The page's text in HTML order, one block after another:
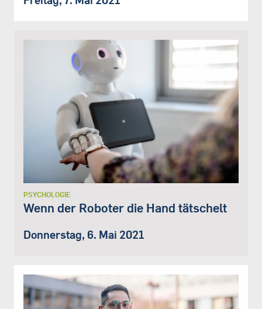
PSYCHOLOGIE
Wenn der Roboter die Hand tätschelt
Donnerstag, 6. Mai 2021